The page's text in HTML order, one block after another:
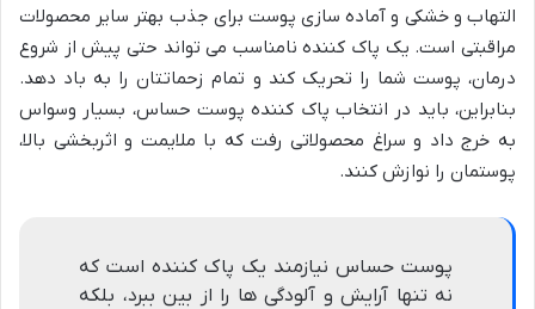
التهاب و خشکی و آماده سازی پوست برای جذب بهتر سایر محصولات
مراقبتی است. یک پاک کننده نامناسب می تواند حتی پیش از شروع
درمان، پوست شما را تحریک کند و تمام زحماتتان را به باد دهد.
بنابراین، باید در انتخاب پاک کننده پوست حساس، بسیار وسواس
به خرج داد و سراغ محصولاتی رفت که با ملایمت و اثربخشی بالا،
پوستمان را نوازش کنند.
پوست حساس نیازمند یک پاک کننده است که
نه تنها آرایش و آلودگی ها را از بین ببرد، بلکه